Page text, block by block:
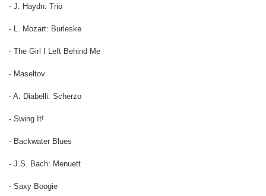
- J. Haydn: Trio
- L. Mozart: Burleske
- The Girl I Left Behind Me
- Maseltov
- A. Diabelli: Scherzo
- Swing It!
- Backwater Blues
- J.S. Bach: Menuett
- Saxy Boogie